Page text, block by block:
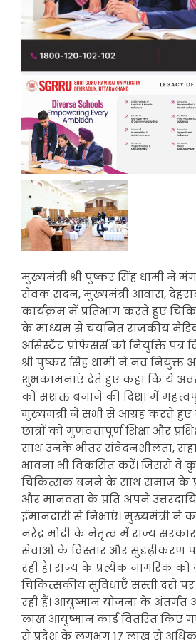
मुख्यमंत्री श्री पुष्कर सिंह धामी ने
सेवक सदन, मुख्यमंत्री आवास,
कार्यक्रम में प्रतिभाग करते हुए
के माध्यम से चयनित राजकीय
असिस्टेंट प्रोफेसर्स को नियुक्ति पत्र
श्री पुष्कर सिंह धामी ने नव नियुक्त
शुभकामनाएं देते हुए कहा कि ये
को सशक्त बनाने की दिशा में
मुख्यमंत्री ने सभी से आग्रह करते
छात्रों को गुणवत्तापूर्ण शिक्षा और
साथ उनके भीतर संवेदनशीलता,
भावना भी विकसित करें। जिससे वे
चिकित्सक बनने के साथ समाज के
और मानवता के प्रति अपने
ईमानदारी से निभाएं। मुख्यमंत्री ने
नरेंद्र मोदी के नेतृत्व में राज्य
सेवाओं के विस्तार और सुदृढ़ीकरण
रही है। राज्य के प्रत्येक नागरिक को
चिकित्सकीय सुविधाएँ सस्ती दरों
रही हैं। आयुष्मान योजना के अंतर्गत
लाख आयुष्मान कार्ड वितरित किए
से प्रदेश के लगभग 17 लाख से अधिक